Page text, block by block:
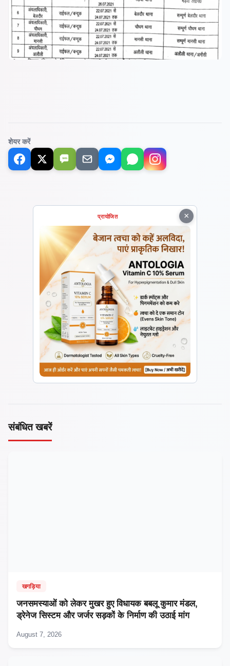
शेयर करें
SMS
×
प्रायोजित
संबंधित खबरें
खगड़िया
जनसमस्याओं को लेकर मुखर हुए विधायक बबलू कुमार मंडल,
ड्रेनेज सिस्टम और जर्जर सड़कों के निर्माण की उठाई मांग
August 7, 2026